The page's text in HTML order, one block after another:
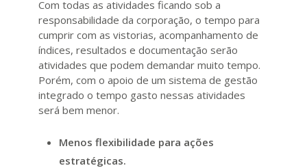
Com todas as atividades ficando sob a
responsabilidade da corporação, o tempo para
cumprir com as vistorias, acompanhamento de
índices, resultados e documentação serão
atividades que podem demandar muito tempo.
Porém, com o apoio de um sistema de gestão
integrado o tempo gasto nessas atividades
será bem menor.
Menos flexibilidade para ações
estratégicas.